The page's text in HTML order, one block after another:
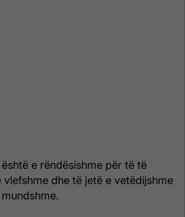
e rëndësishme për të të
dhe të jetë e vetëdijshme